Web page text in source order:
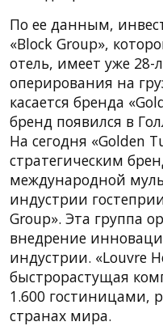
По ее данным,
«Block Group»,
отель, имеет уже
оперирования на
касается бренда
бренд появился в
На сегодня «Golden
стратегическим
международной
индустрии
Group». Эта группа
внедрение
индустрии. «Louvre
быстрорастущая
1.600 гостиницами,
странах мира.